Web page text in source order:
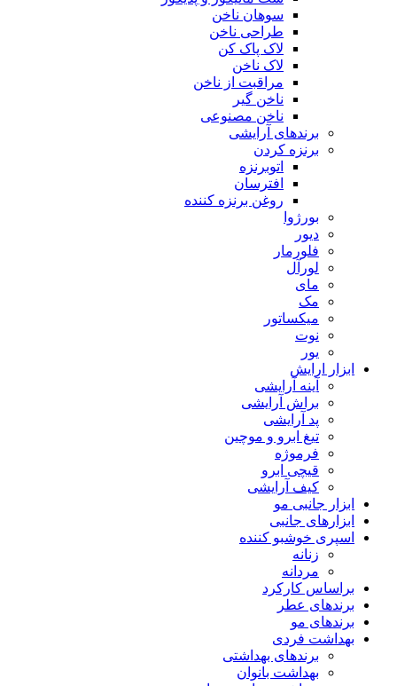
سوهان ناخن
طراحی ناخن
لاک پاک کن
لاک ناخن
مراقبت از ناخن
ناخن گیر
ناخن مصنوعی
برندهای آرایشی
برنزه کردن
اتوبرنزه
افترسان
روغن برنزه کننده
بورژوا
دیور
فلورمار
لورآل
مای
مک
میکساتور
نوت
یور
ابزار ارایش
آینه آرایشی
براش آرایشی
پد آرایشی
تیغ ابرو و موچین
فرموژه
قیچی ابرو
کیف آرایشی
ابزار جانبی مو
ابزارهای جانبی
اسپری خوشبو کننده
زنانه
مردانه
براساس کارکرد
برندهای عطر
برندهای مو
بهداشت فردی
برندهای بهداشتی
بهداشت بانوان